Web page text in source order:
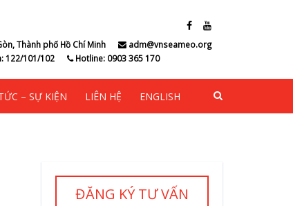
Thành phố Hồ Chí Minh
adm@vnseameo.org
122/101/102
Hotline: 0903 365 170
– SỰ KIỆN LIÊN HỆ ENGLISH
ĐĂNG KÝ TƯ VẤN